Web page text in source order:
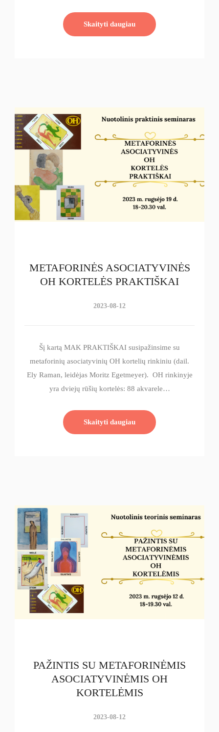
Skaityti daugiau
METAFORINĖS ASOCIATYVINĖS
OH KORTELĖS PRAKTIŠKAI
2023-08-12
Šį kartą MAK PRAKTIŠKAI susipažinsime su
metaforinių asociatyvinių OH kortelių rinkiniu (dail.
Ely Raman, leidėjas Moritz Egetmeyer). OH rinkinyje
yra dviejų rūšių kortelės: 88 akvarele…
Skaityti daugiau
PAŽINTIS SU METAFORINĖMIS
ASOCIATYVINĖMIS OH
KORTELĖMIS
2023-08-12